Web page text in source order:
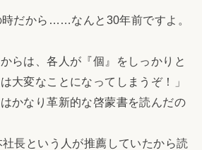
だから……なんと30年前ですよ。
らは、各人が『個』をしっかりと
大変なことになってしまうぞ！」
かなり革新的な啓蒙書を読んだの
長という人が推薦していたから読